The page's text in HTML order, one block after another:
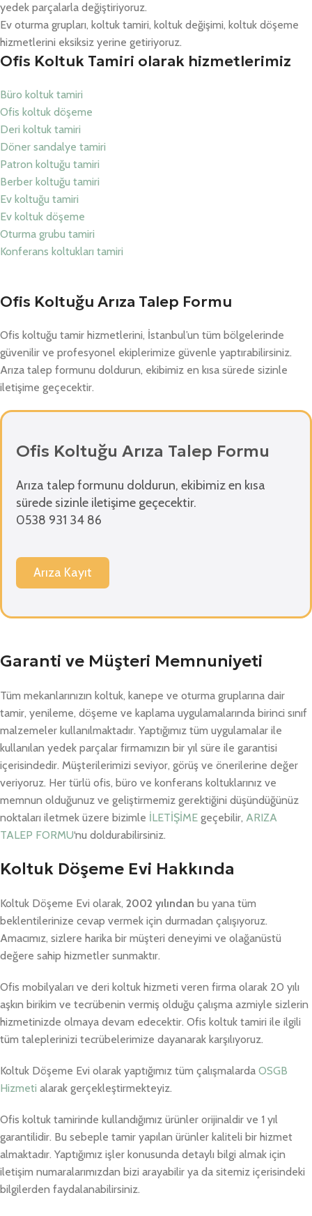
yedek parçalarla değiştiriyoruz.
Ev oturma grupları, koltuk tamiri, koltuk değişimi, koltuk döşeme
hizmetlerini eksiksiz yerine getiriyoruz.
Ofis Koltuk Tamiri olarak hizmetlerimiz
Büro koltuk tamiri
Ofis koltuk döşeme
Deri koltuk tamiri
Döner sandalye tamiri
Patron koltuğu tamiri
Berber koltuğu tamiri
Ev koltuğu tamiri
Ev koltuk döşeme
Oturma grubu tamiri
Konferans koltukları tamiri
Ofis Koltuğu Arıza Talep Formu
Ofis koltuğu tamir hizmetlerini, İstanbul’un tüm bölgelerinde
güvenilir ve profesyonel ekiplerimize güvenle yaptırabilirsiniz.
Arıza talep formunu doldurun, ekibimiz en kısa sürede sizinle
iletişime geçecektir.
Ofis Koltuğu Arıza Talep Formu
Arıza talep formunu doldurun, ekibimiz en kısa
sürede sizinle iletişime geçecektir.
0538 931 34 86
Arıza Kayıt
Garanti ve Müşteri Memnuniyeti
Tüm mekanlarınızın koltuk, kanepe ve oturma gruplarına dair
tamir, yenileme, döşeme ve kaplama uygulamalarında birinci sınıf
malzemeler kullanılmaktadır. Yaptığımız tüm uygulamalar ile
kullanılan yedek parçalar firmamızın bir yıl süre ile garantisi
içerisindedir. Müşterilerimizi seviyor, görüş ve önerilerine değer
veriyoruz. Her türlü ofis, büro ve konferans koltuklarınız ve
memnun olduğunuz ve geliştirmemiz gerektiğini düşündüğünüz
noktaları iletmek üzere bizimle İLETİŞİME geçebilir, ARIZA
TALEP FORMU‘nu doldurabilirsiniz.
Koltuk Döşeme Evi Hakkında
Koltuk Döşeme Evi olarak, 2002 yılından bu yana tüm
beklentilerinize cevap vermek için durmadan çalışıyoruz.
Amacımız, sizlere harika bir müşteri deneyimi ve olağanüstü
değere sahip hizmetler sunmaktır.
Ofis mobilyaları ve deri koltuk hizmeti veren firma olarak 20 yılı
aşkın birikim ve tecrübenin vermiş olduğu çalışma azmiyle sizlerin
hizmetinizde olmaya devam edecektir. Ofis koltuk tamiri ile ilgili
tüm taleplerinizi tecrübelerimize dayanarak karşılıyoruz.
Koltuk Döşeme Evi olarak yaptığımız tüm çalışmalarda OSGB
Hizmeti alarak gerçekleştirmekteyiz.
Ofis koltuk tamirinde kullandığımız ürünler orijinaldir ve 1 yıl
garantilidir. Bu sebeple tamir yapılan ürünler kaliteli bir hizmet
almaktadır. Yaptığımız işler konusunda detaylı bilgi almak için
iletişim numaralarımızdan bizi arayabilir ya da sitemiz içerisindeki
bilgilerden faydalanabilirsiniz.